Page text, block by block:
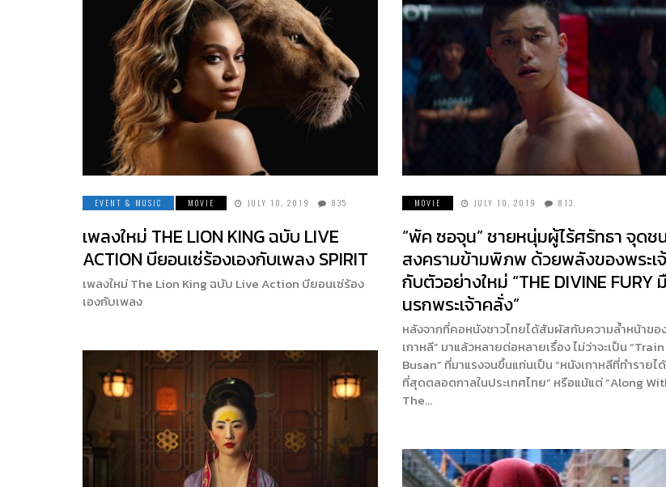
EVENT & MUSIC MOVIE JULY 10, 2019 835
เพลงใหม่ THE LION KING ฉบับ LIVE
ACTION บียอนเซ่ร้องเองกับเพลง SPIRIT
เพลงใหม่ The Lion King ฉบับ Live Action บียอนเซ่ร้อง
เองกับเพลง
MOVIE JULY 10, 2019 813
“พัค ซอจุน” ชายหนุ่มผู้ไร้ศรัทธา จุดช
สงครามข้ามพิภพ ด้วยพลังของพระเ
กับตัวอย่างใหม่ “THE DIVINE FURY
นรกพระเจ้าคลั่ง”
หลังจากที่คอหนังชาวไทยได้สัมผัสกับความล้ำหน้าขอ
เกาหลี” มาแล้วหลายต่อหลายเรื่อง ไม่ว่าจะเป็น
Busan” ที่มาแรงจนขึ้นแท่นเป็น “หนังเกาหลีที่ทำรายไ
ที่สุดตลอดกาลในประเทศไทย” หรือแม้แต่ “Along
The…